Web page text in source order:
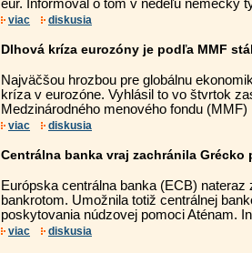
eur. Informoval o tom v nedeľu nemecký
viac diskusia
Dlhová kríza eurozóny je podľa MMF
Najväčšou hrozbou pre globálnu
kríza v eurozóne. Vyhlásil to vo štvrtok
Medzinárodného menového fondu (MMF)
viac diskusia
Centrálna banka vraj zachránila Grécko
Európska centrálna banka (ECB)
bankrotom. Umožnila totiž centrálnej
poskytovania núdzovej pomoci Aténam.
viac diskusia